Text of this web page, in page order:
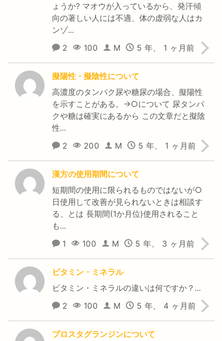
ょうか? マオウが入っているから、発汗傾
向の著しい人には不適、体の虚弱な人はカ
ンゾ...
2
100 M 5 年、 1 ヶ月前
擬陽性・擬陰性について
高濃度のタンパク尿や糖尿の場合、擬陽性
を示すことがある。→○について 尿タンパ
クや糖は確実にあるから この文章だと擬陰
性...
2
200 M 5 年、 1 ヶ月前
漢方の使用期間について
短期間の使用に限られるものではないが○
日使用して改善が見られないときは相談す
る、とは 長期間(1か月位)使用されること
も...
1
100 M 5 年、 3 ヶ月前
ビタミン・ミネラル
ビタミン・ミネラルの違いは何ですか？...
2
100 M 5 年、 4 ヶ月前
プロスタグランジンについて